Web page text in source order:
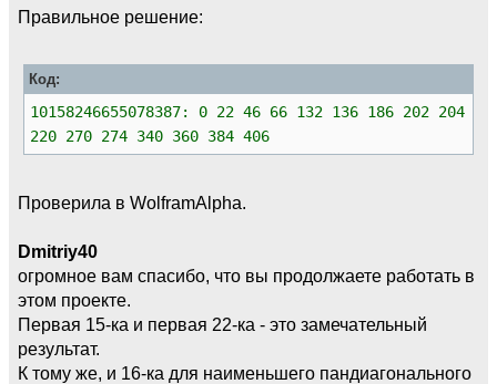
Правильное решение:
Код:
10158246655078387: 0 22 46 66 132 136 186 202 204
220 270 274 340 360 384 406
Проверила в WolframAlpha.
Dmitriy40
огромное вам спасибо, что вы продолжаете работать в
этом проекте.
Первая 15-ка и первая 22-ка - это замечательный
результат.
К тому же, и 16-ка для наименьшего пандиагонального